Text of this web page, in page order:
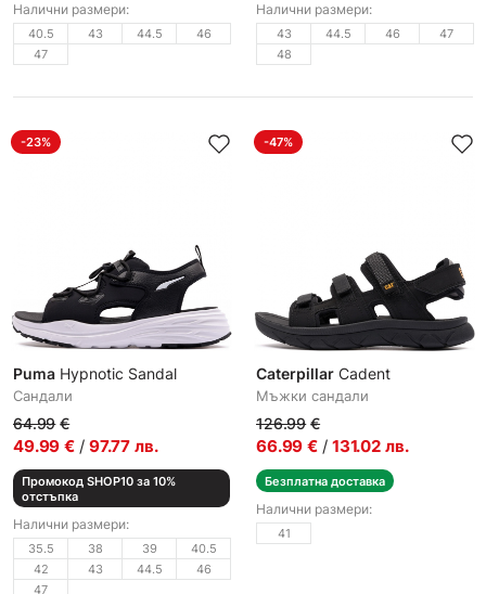
Налични размери:
40.5 43 44.5
46
47
Налични размери:
43 44.5 46
47
48
-23%
Puma Hypnotic Sandal
Сандали
64.99 €
49.99 € / 97.77 лв.
Промокод SHOP10 за 10%
отстъпка
Налични размери:
35.5 38 39
40.5
42
43 44.5
46
47
-47%
Caterpillar Cadent
Мъжки сандали
126.99 €
66.99 € / 131.02 лв.
Безплатна доставка
Налични размери:
41